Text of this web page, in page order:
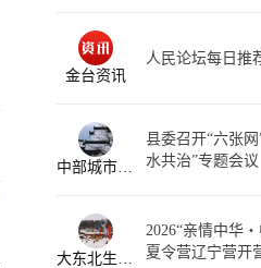
金台资讯
人民论坛每日推
中部城市生活指南
县委召开“六张
水共治”专题会议
大东北生活资讯
2026“亲情中华
夏令营辽宁营开